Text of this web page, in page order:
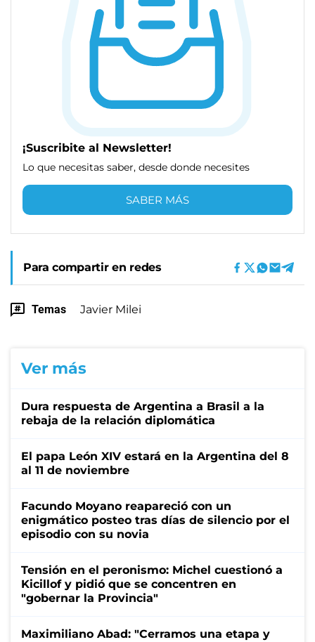
¡Suscribite al Newsletter!
Lo que necesitas saber, desde donde necesites
SABER MÁS
Para compartir en redes
Temas Javier Milei
Ver más
Dura respuesta de Argentina a Brasil a la
rebaja de la relación diplomática
El papa León XIV estará en la Argentina del 8
al 11 de noviembre
Facundo Moyano reapareció con un
enigmático posteo tras días de silencio por el
episodio con su novia
Tensión en el peronismo: Michel cuestionó a
Kicillof y pidió que se concentren en
"gobernar la Provincia"
Maximiliano Abad: "Cerramos una etapa y